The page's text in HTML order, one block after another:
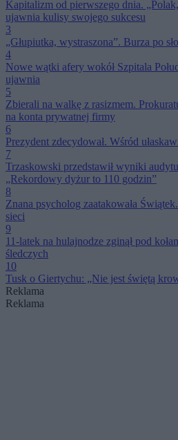
Kapitalizm od pierwszego dnia.
ujawnia kulisy swojego sukcesu
3
„Głupiutka, wystraszona”. Burza po
4
Nowe wątki afery wokół Szpitala
ujawnia
5
Zbierali na walkę z rasizmem.
na konta prywatnej firmy
6
Prezydent zdecydował. Wśród
7
Trzaskowski przedstawił wyniki
„Rekordowy dyżur to 110 godzin”
8
Znana psycholog zaatakowała
sieci
9
11-latek na hulajnodze zginął pod
śledczych
10
Tusk o Giertychu: „Nie jest świętą
Reklama
Reklama